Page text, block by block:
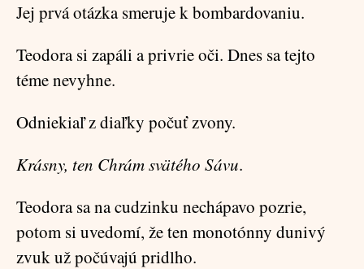
Jej prvá otázka smeruje k bombardovaniu.
Teodora si zapáli a privrie oči. Dnes sa tejto
téme nevyhne.
Odniekiaľ z diaľky počuť zvony.
Krásny, ten Chrám svätého Sávu.
Teodora sa na cudzinku nechápavo pozrie,
potom si uvedomí, že ten monotónny dunivý
zvuk už počúvajú pridlho.